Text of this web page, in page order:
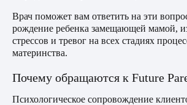
Врач поможет вам ответить на эти
рождение ребенка замещающей мамой,
стрессов и тревог на всех стадиях
материнства.
Почему обращаются к Future
Психологическое сопровождение